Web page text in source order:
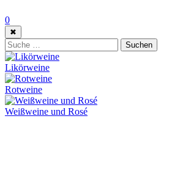
0
✖
Suche: Suchen
Likörweine
Rotweine
Weißweine und Rosé